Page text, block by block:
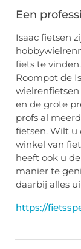
Een
Isaac fietsen
fiets te
Roompot de
wielrenfietsen
en de grote
profs al
fietsen. Wilt u
winkel van
heeft ook u
manier te
daarbij alles
https://